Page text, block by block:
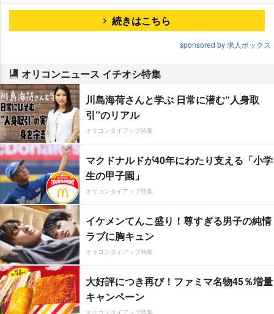
続きはこちら
sponsored by 求人ボックス
オリコンニュース イチオシ特集
川島海荷さんと学ぶ 日常に潜む“人身取
引”のリアル
オリコンタイアップ特集
マクドナルドが40年にわたり支える「小学
生の甲子園」
オリコンタイアップ特集
イケメンてんこ盛り！尊すぎる男子の純情
ラブに胸キュン
オリコンタイアップ特集
大好評につき再び！ファミマ名物45％増量
キャンペーン
オリコンタイアップ特集